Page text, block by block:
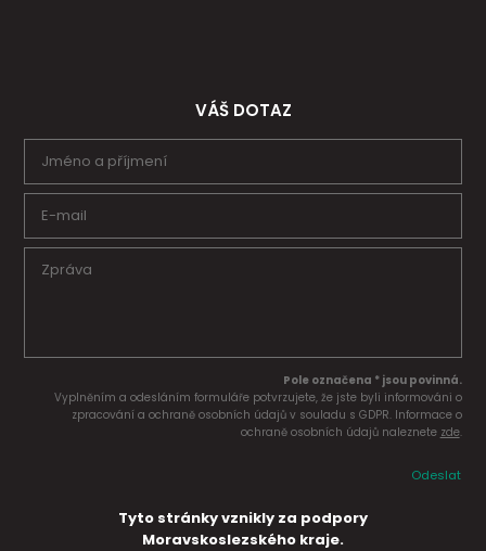
VÁŠ DOTAZ
Pole označena * jsou povinná.
Vyplněním a odesláním formuláře potvrzujete, že jste byli informováni o
zpracování a ochraně osobních údajů v souladu s GDPR. Informace o
ochraně osobních údajů naleznete zde.
Odeslat
Tyto stránky vznikly za podpory
Moravskoslezského kraje.